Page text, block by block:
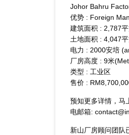
Johor Bahru
优势 : Foreign
建筑面积 : 2,787
土地面积 : 4,047
电力 : 2000安培
厂房高度 : 9米
类型 : 工业区
售价 :
预知更多详情，马
电邮箱:
新山厂房顾问团队